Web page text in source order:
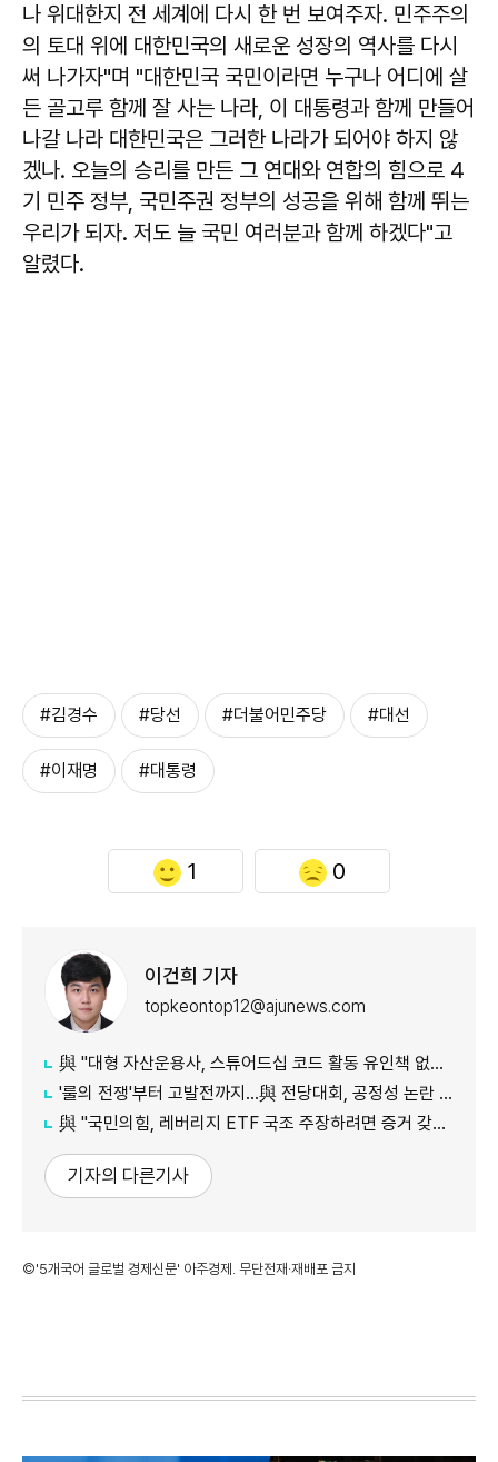
나 위대한지 전 세계에 다시 한 번 보여주자. 민주주의
의 토대 위에 대한민국의 새로운 성장의 역사를 다시
써 나가자"며 "대한민국 국민이라면 누구나 어디에 살
든 골고루 함께 잘 사는 나라, 이 대통령과 함께 만들어
나갈 나라 대한민국은 그러한 나라가 되어야 하지 않
겠나. 오늘의 승리를 만든 그 연대와 연합의 힘으로 4
기 민주 정부, 국민주권 정부의 성공을 위해 함께 뛰는
우리가 되자. 저도 늘 국민 여러분과 함께 하겠다"고
알렸다.
#김경수 #당선 #더불어민주당 #대선
#이재명 #대통령
1 0
이건희 기자
topkeontop12@ajunews.com
與 "대형 자산운용사, 스튜어드십 코드 활동 유인책 없다고 해"
'룰의 전쟁'부터 고발전까지…與 전당대회, 공정성 논란 계속
​​​​​​​與 "국민의힘, 레버리지 ETF 국조 주장하려면 증거 갖고 오라"
기자의 다른기사
©'5개국어 글로벌 경제신문' 아주경제. 무단전재·재배포 금지